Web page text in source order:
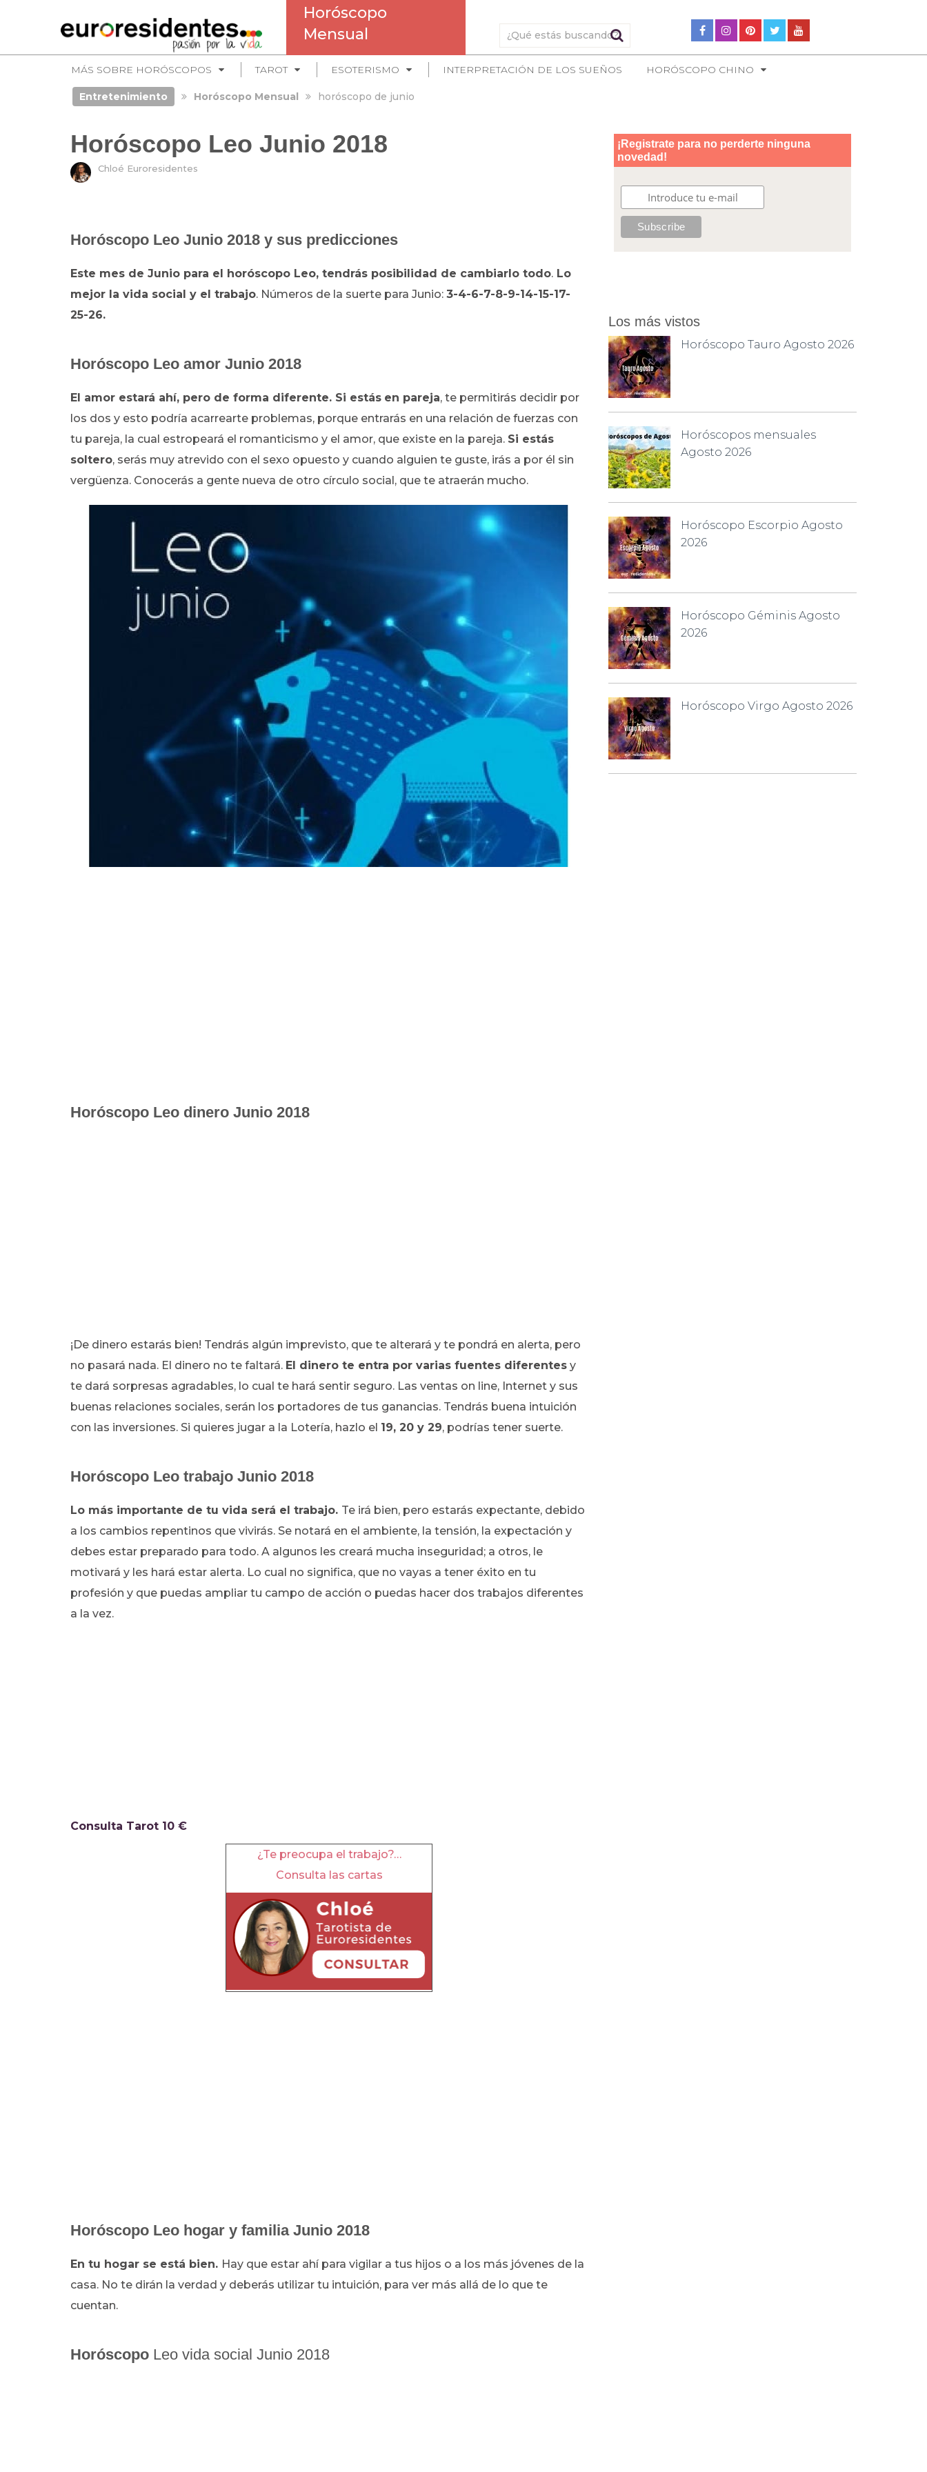
Horóscopo
Mensual
MÁS SOBRE HORÓSCOPOS TAROT ESOTERISMO INTERPRETACIÓN DE LOS SUEÑOS HORÓSCOPO CHINO
Entretenimiento Horóscopo Mensual horóscopo de junio
Horóscopo Leo Junio 2018
Chloé Euroresidentes
Horóscopo Leo Junio 2018 y sus predicciones
Este mes de Junio para el horóscopo Leo, tendrás posibilidad de cambiarlo todo. Lo
mejor la vida social y el trabajo. Números de la suerte para Junio: 3-4-6-7-8-9-14-15-17-
25-26.
Horóscopo Leo amor Junio 2018
El amor estará ahí, pero de forma diferente. Si estás en pareja, te permitirás decidir por
los dos y esto podría acarrearte problemas, porque entrarás en una relación de fuerzas con
tu pareja, la cual estropeará el romanticismo y el amor, que existe en la pareja. Si estás
soltero, serás muy atrevido con el sexo opuesto y cuando alguien te guste, irás a por él sin
vergüenza. Conocerás a gente nueva de otro círculo social, que te atraerán mucho.
Horóscopo Leo dinero Junio 2018
¡De dinero estarás bien! Tendrás algún imprevisto, que te alterará y te pondrá en alerta, pero
no pasará nada. El dinero no te faltará. El dinero te entra por varias fuentes diferentes y
te dará sorpresas agradables, lo cual te hará sentir seguro. Las ventas on line, Internet y sus
buenas relaciones sociales, serán los portadores de tus ganancias. Tendrás buena intuición
con las inversiones. Si quieres jugar a la Lotería, hazlo el 19, 20 y 29, podrías tener suerte.
Horóscopo Leo trabajo Junio 2018
Lo más importante de tu vida será el trabajo. Te irá bien, pero estarás expectante, debido
a los cambios repentinos que vivirás. Se notará en el ambiente, la tensión, la expectación y
debes estar preparado para todo. A algunos les creará mucha inseguridad; a otros, le
motivará y les hará estar alerta. Lo cual no significa, que no vayas a tener éxito en tu
profesión y que puedas ampliar tu campo de acción o puedas hacer dos trabajos diferentes
a la vez.
Consulta Tarot 10 €
¿Te preocupa el trabajo?…
Consulta las cartas
Horóscopo Leo hogar y familia Junio 2018
En tu hogar se está bien. Hay que estar ahí para vigilar a tus hijos o a los más jóvenes de la
casa. No te dirán la verdad y deberás utilizar tu intuición, para ver más allá de lo que te
cuentan.
Horóscopo Leo vida social Junio 2018
Los más vistos
Horóscopo Tauro Agosto 2026
Horóscopos mensuales
Agosto 2026
Horóscopo Escorpio Agosto
2026
Horóscopo Géminis Agosto
2026
Horóscopo Virgo Agosto 2026